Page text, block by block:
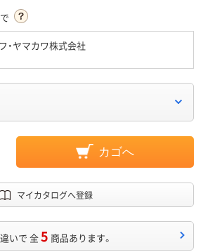
・ヤマカワ株式会社
カゴへ
マイカタログへ登録
違いで 全5 商品あります。